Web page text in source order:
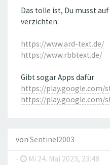
Das tolle ist, Du musst
verzichten:
https://www.ard-text.de/
https://www.rbbtext.de/
Gibt sogar Apps dafür
https://play.google.com/
https://play.google.com/
von Sentinel2003
-
Mi 24. Mai 2023, 23:48